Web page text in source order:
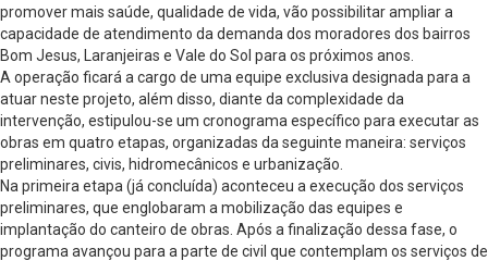
promover mais saúde, qualidade de vida, vão possibilitar ampliar a
capacidade de atendimento da demanda dos moradores dos bairros
Bom Jesus, Laranjeiras e Vale do Sol para os próximos anos.
A operação ficará a cargo de uma equipe exclusiva designada para a
atuar neste projeto, além disso, diante da complexidade da
intervenção, estipulou-se um cronograma específico para executar as
obras em quatro etapas, organizadas da seguinte maneira: serviços
preliminares, civis, hidromecânicos e urbanização.
Na primeira etapa (já concluída) aconteceu a execução dos serviços
preliminares, que englobaram a mobilização das equipes e
implantação do canteiro de obras. Após a finalização dessa fase, o
programa avançou para a parte de civil que contemplam os serviços de